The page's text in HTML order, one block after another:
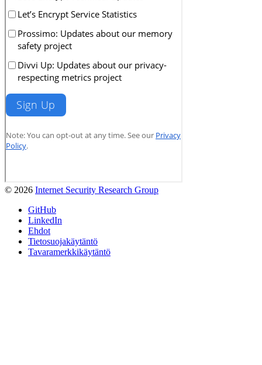
© 2026 Internet Security Research Group
GitHub
LinkedIn
Ehdot
Tietosuojakäytäntö
Tavaramerkkikäytäntö